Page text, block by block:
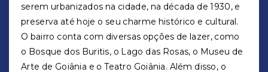
serem urbanizados na cidade, na década de 1930, e
preserva até hoje o seu charme histórico e cultural.
O bairro conta com diversas opções de lazer, como
o Bosque dos Buritis, o Lago das Rosas, o Museu de
Arte de Goiânia e o Teatro Goiânia. Além disso, o